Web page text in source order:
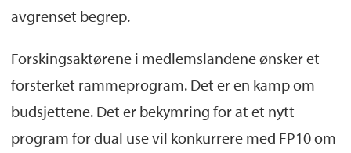
avgrenset begrep.
Forskingsaktørene i medlemslandene ønsker et
forsterket rammeprogram. Det er en kamp om
budsjettene. Det er bekymring for at et nytt
program for dual use vil konkurrere med FP10 om